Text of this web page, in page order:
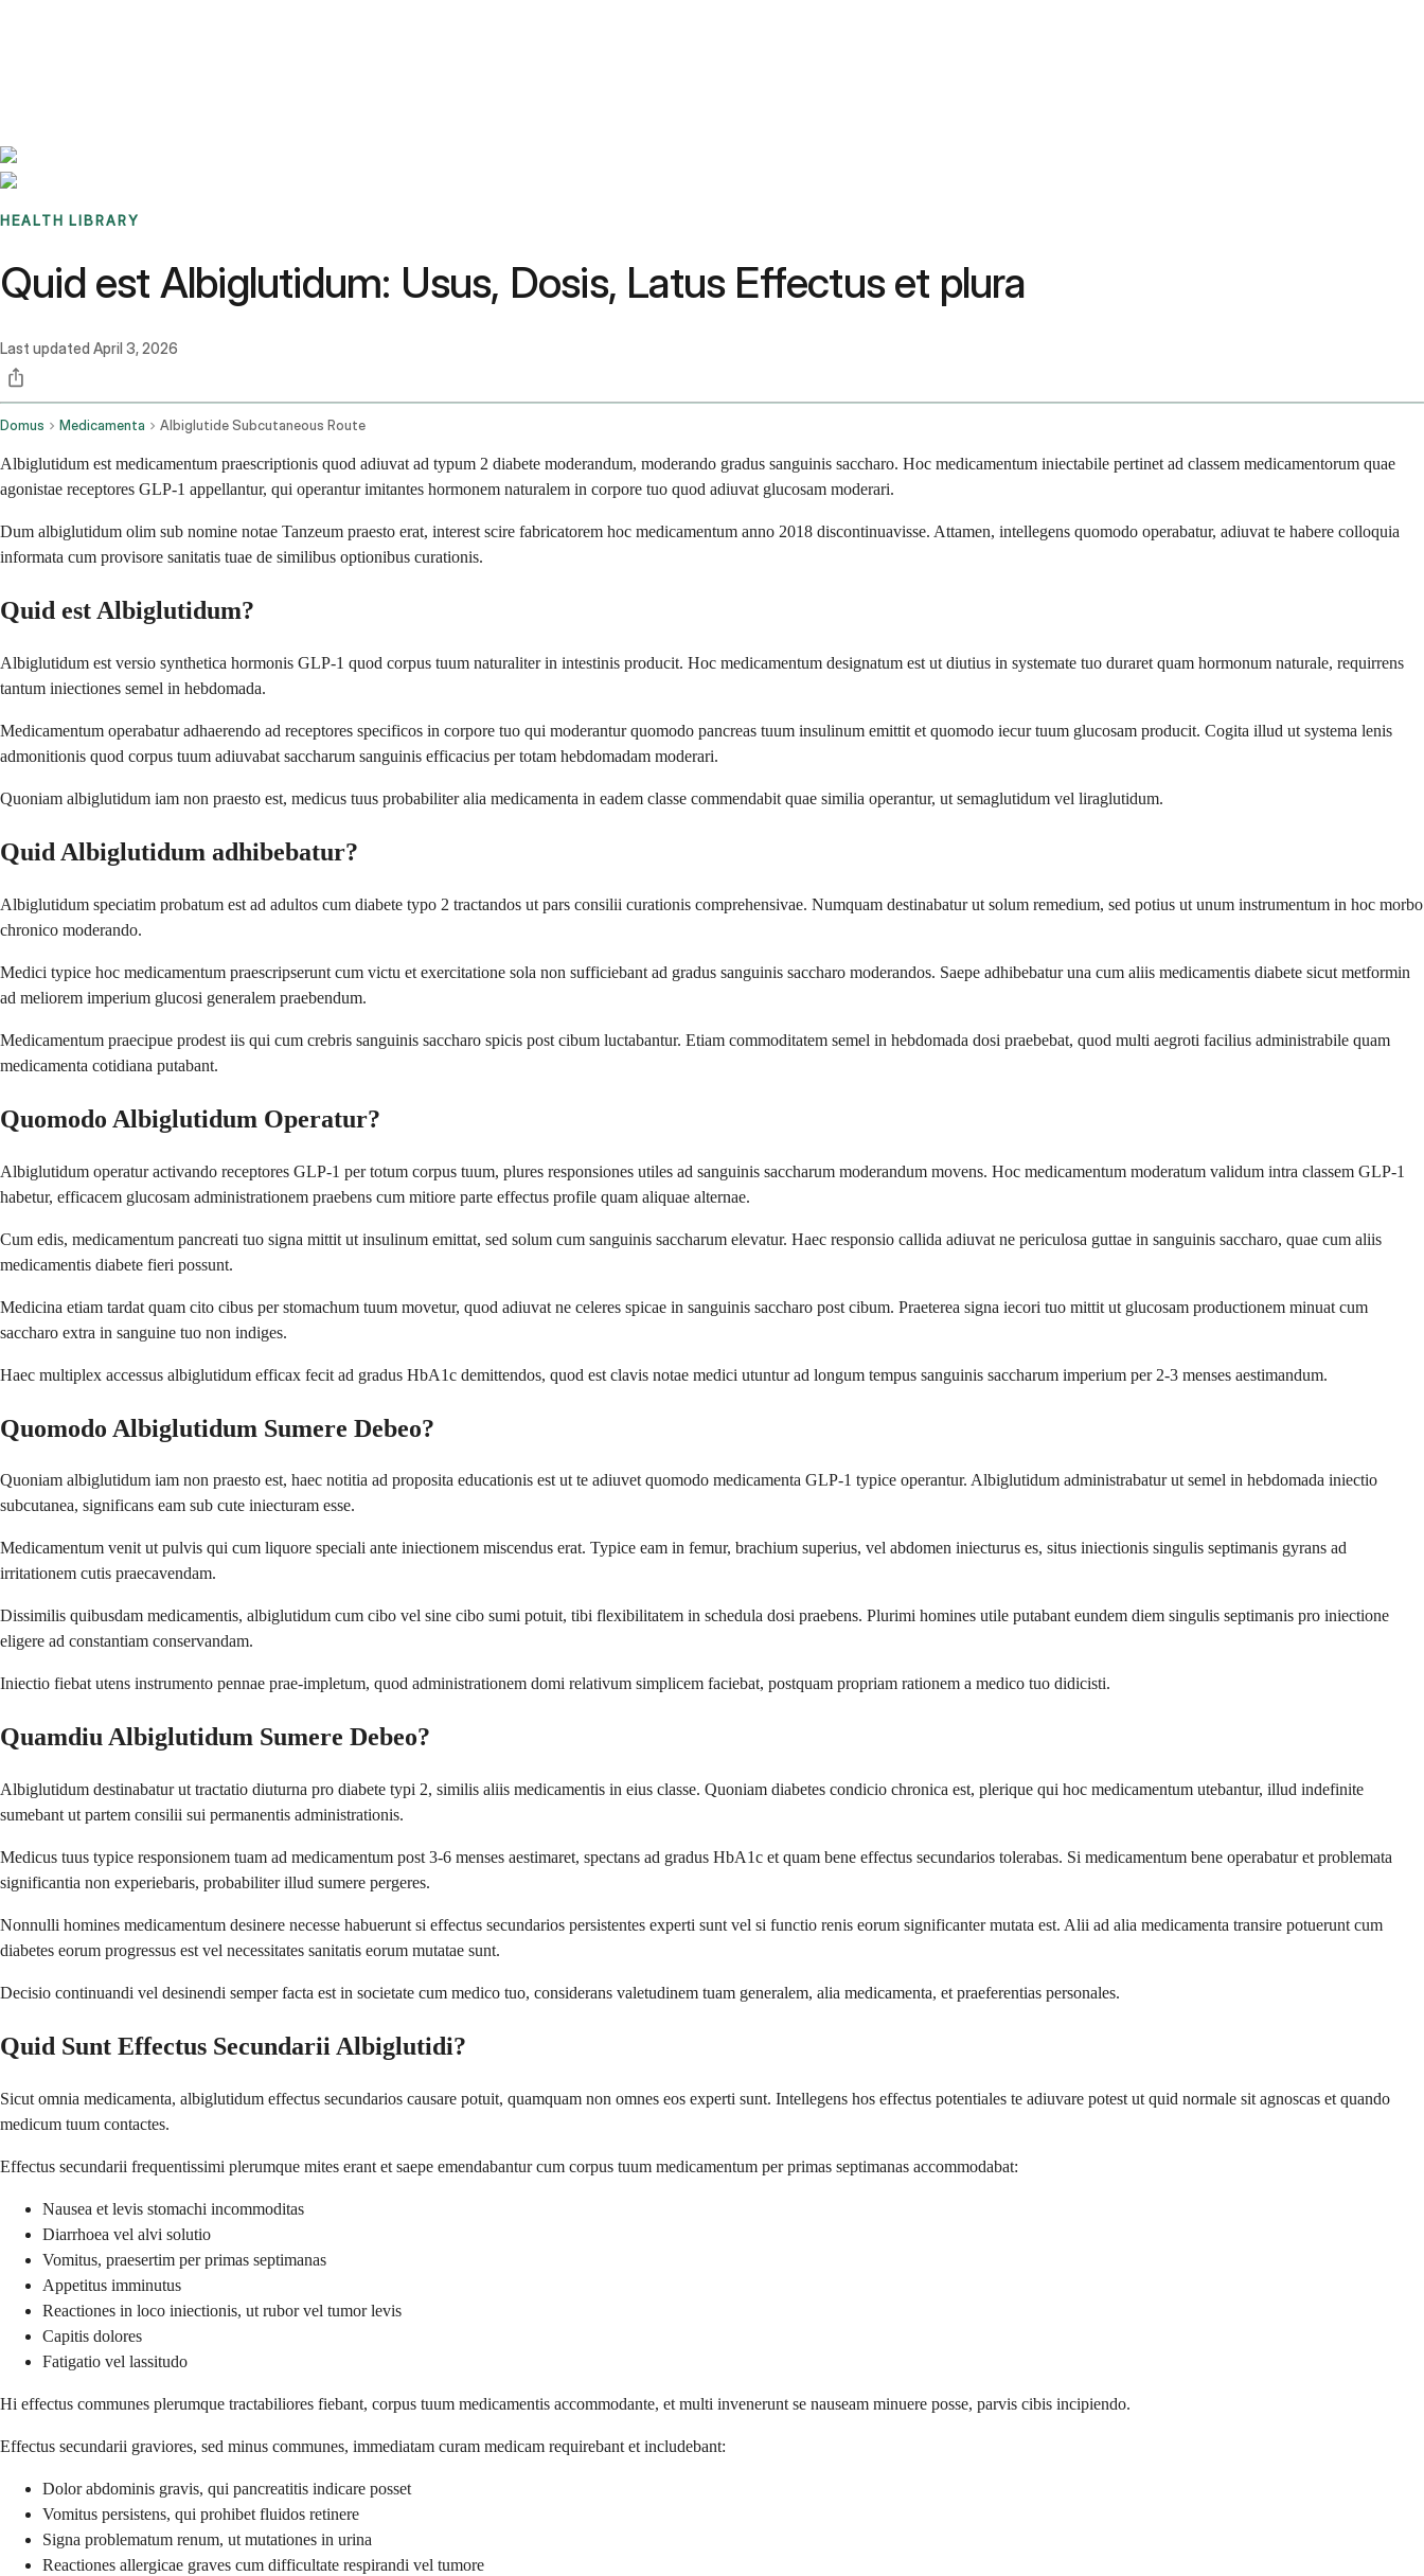
HEALTH LIBRARY
Quid est Albiglutidum: Usus, Dosis, Latus Effectus et plura
Last updated April 3, 2026
Domus Medicamenta Albiglutide Subcutaneous Route
Albiglutidum est medicamentum praescriptionis quod adiuvat ad typum 2 diabete moderandum, moderando gradus sanguinis saccharo. Hoc medicamentum iniectabile pertinet ad classem medicamentorum quae
agonistae receptores GLP-1 appellantur, qui operantur imitantes hormonem naturalem in corpore tuo quod adiuvat glucosam moderari.
Dum albiglutidum olim sub nomine notae Tanzeum praesto erat, interest scire fabricatorem hoc medicamentum anno 2018 discontinuavisse. Attamen, intellegens quomodo operabatur, adiuvat te habere colloquia
informata cum provisore sanitatis tuae de similibus optionibus curationis.
Quid est Albiglutidum?
Albiglutidum est versio synthetica hormonis GLP-1 quod corpus tuum naturaliter in intestinis producit. Hoc medicamentum designatum est ut diutius in systemate tuo duraret quam hormonum naturale, requirrens
tantum iniectiones semel in hebdomada.
Medicamentum operabatur adhaerendo ad receptores specificos in corpore tuo qui moderantur quomodo pancreas tuum insulinum emittit et quomodo iecur tuum glucosam producit. Cogita illud ut systema lenis
admonitionis quod corpus tuum adiuvabat saccharum sanguinis efficacius per totam hebdomadam moderari.
Quoniam albiglutidum iam non praesto est, medicus tuus probabiliter alia medicamenta in eadem classe commendabit quae similia operantur, ut semaglutidum vel liraglutidum.
Quid Albiglutidum adhibebatur?
Albiglutidum speciatim probatum est ad adultos cum diabete typo 2 tractandos ut pars consilii curationis comprehensivae. Numquam destinabatur ut solum remedium, sed potius ut unum instrumentum in hoc morbo
chronico moderando.
Medici typice hoc medicamentum praescripserunt cum victu et exercitatione sola non sufficiebant ad gradus sanguinis saccharo moderandos. Saepe adhibebatur una cum aliis medicamentis diabete sicut metformin
ad meliorem imperium glucosi generalem praebendum.
Medicamentum praecipue prodest iis qui cum crebris sanguinis saccharo spicis post cibum luctabantur. Etiam commoditatem semel in hebdomada dosi praebebat, quod multi aegroti facilius administrabile quam
medicamenta cotidiana putabant.
Quomodo Albiglutidum Operatur?
Albiglutidum operatur activando receptores GLP-1 per totum corpus tuum, plures responsiones utiles ad sanguinis saccharum moderandum movens. Hoc medicamentum moderatum validum intra classem GLP-1
habetur, efficacem glucosam administrationem praebens cum mitiore parte effectus profile quam aliquae alternae.
Cum edis, medicamentum pancreati tuo signa mittit ut insulinum emittat, sed solum cum sanguinis saccharum elevatur. Haec responsio callida adiuvat ne periculosa guttae in sanguinis saccharo, quae cum aliis
medicamentis diabete fieri possunt.
Medicina etiam tardat quam cito cibus per stomachum tuum movetur, quod adiuvat ne celeres spicae in sanguinis saccharo post cibum. Praeterea signa iecori tuo mittit ut glucosam productionem minuat cum
saccharo extra in sanguine tuo non indiges.
Haec multiplex accessus albiglutidum efficax fecit ad gradus HbA1c demittendos, quod est clavis notae medici utuntur ad longum tempus sanguinis saccharum imperium per 2-3 menses aestimandum.
Quomodo Albiglutidum Sumere Debeo?
Quoniam albiglutidum iam non praesto est, haec notitia ad proposita educationis est ut te adiuvet quomodo medicamenta GLP-1 typice operantur. Albiglutidum administrabatur ut semel in hebdomada iniectio
subcutanea, significans eam sub cute iniecturam esse.
Medicamentum venit ut pulvis qui cum liquore speciali ante iniectionem miscendus erat. Typice eam in femur, brachium superius, vel abdomen iniecturus es, situs iniectionis singulis septimanis gyrans ad
irritationem cutis praecavendam.
Dissimilis quibusdam medicamentis, albiglutidum cum cibo vel sine cibo sumi potuit, tibi flexibilitatem in schedula dosi praebens. Plurimi homines utile putabant eundem diem singulis septimanis pro iniectione
eligere ad constantiam conservandam.
Iniectio fiebat utens instrumento pennae prae-impletum, quod administrationem domi relativum simplicem faciebat, postquam propriam rationem a medico tuo didicisti.
Quamdiu Albiglutidum Sumere Debeo?
Albiglutidum destinabatur ut tractatio diuturna pro diabete typi 2, similis aliis medicamentis in eius classe. Quoniam diabetes condicio chronica est, plerique qui hoc medicamentum utebantur, illud indefinite
sumebant ut partem consilii sui permanentis administrationis.
Medicus tuus typice responsionem tuam ad medicamentum post 3-6 menses aestimaret, spectans ad gradus HbA1c et quam bene effectus secundarios tolerabas. Si medicamentum bene operabatur et problemata
significantia non experiebaris, probabiliter illud sumere pergeres.
Nonnulli homines medicamentum desinere necesse habuerunt si effectus secundarios persistentes experti sunt vel si functio renis eorum significanter mutata est. Alii ad alia medicamenta transire potuerunt cum
diabetes eorum progressus est vel necessitates sanitatis eorum mutatae sunt.
Decisio continuandi vel desinendi semper facta est in societate cum medico tuo, considerans valetudinem tuam generalem, alia medicamenta, et praeferentias personales.
Quid Sunt Effectus Secundarii Albiglutidi?
Sicut omnia medicamenta, albiglutidum effectus secundarios causare potuit, quamquam non omnes eos experti sunt. Intellegens hos effectus potentiales te adiuvare potest ut quid normale sit agnoscas et quando
medicum tuum contactes.
Effectus secundarii frequentissimi plerumque mites erant et saepe emendabantur cum corpus tuum medicamentum per primas septimanas accommodabat:
Nausea et levis stomachi incommoditas
Diarrhoea vel alvi solutio
Vomitus, praesertim per primas septimanas
Appetitus imminutus
Reactiones in loco iniectionis, ut rubor vel tumor levis
Capitis dolores
Fatigatio vel lassitudo
Hi effectus communes plerumque tractabiliores fiebant, corpus tuum medicamentis accommodante, et multi invenerunt se nauseam minuere posse, parvis cibis incipiendo.
Effectus secundarii graviores, sed minus communes, immediatam curam medicam requirebant et includebant:
Dolor abdominis gravis, qui pancreatitis indicare posset
Vomitus persistens, qui prohibet fluidos retinere
Signa problematum renum, ut mutationes in urina
Reactiones allergicae graves cum difficultate respirandi vel tumore